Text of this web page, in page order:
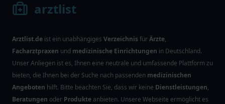
arztlist
Arztlist.de ist ein unabhängiges VerzeichnisfürÄrzte,
Facharztpraxen und medizinische Einrichtungen in Deutschland.
Unser Anliegen ist es, Ihnen eine neutrale und umfassende Plattform zu
bieten, die Ihnen bei der Suche nach passenden medizinischen
Angeboten hilft. Bitte beachten Sie, dass wir keine Dienstleistungen,
Beratungen oder Produkte anbieten. Unsere Webseite ermöglicht es